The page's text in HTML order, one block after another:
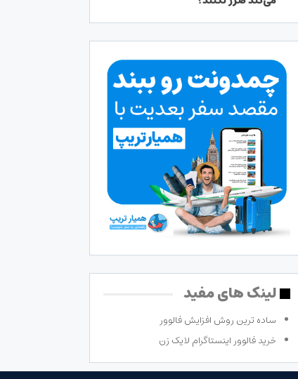
لینک های مفید
ساده ترین روش افزایش فالوور
خرید فالوور اینستاگرام لایک زن